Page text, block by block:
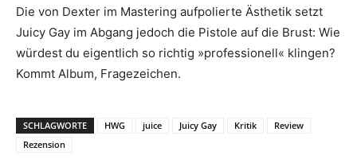
Die von Dexter im Mastering aufpolierte Ästhetik setzt
Juicy Gay im Abgang jedoch die Pistole auf die Brust: Wie
würdest du eigentlich so richtig »professionell« klingen?
Kommt Album, Fragezeichen.
SCHLAGWORTE HWG juice Juicy Gay Kritik
Review
Rezension